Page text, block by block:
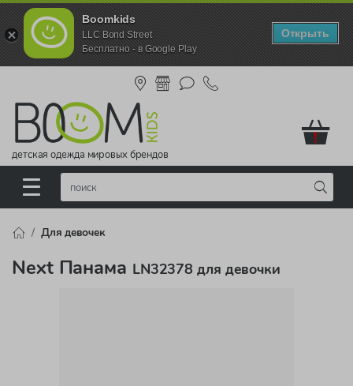
Boomkids
LLC Bond Street
Бесплатно - в Google Play
Открыть
детская одежда мировых брендов
!
Для девочек
Next Панама LN32378 для девочки